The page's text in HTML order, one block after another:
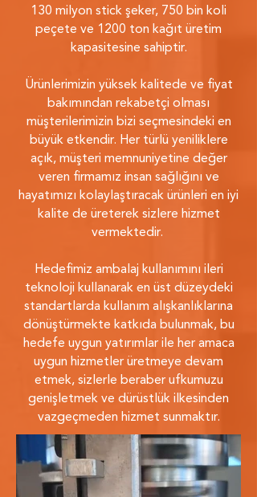
130 milyon stick şeker, 750 bin koli
peçete ve 1200 ton kağıt üretim
kapasitesine sahiptir.
Ürünlerimizin yüksek kalitede ve fiyat
bakımından rekabetçi olması
müşterilerimizin bizi seçmesindeki en
büyük etkendir. Her türlü yeniliklere
açık, müşteri memnuniyetine değer
veren firmamız insan sağlığını ve
hayatımızı kolaylaştıracak ürünleri en iyi
kalite de üreterek sizlere hizmet
vermektedir.
Hedefimiz ambalaj kullanımını ileri
teknoloji kullanarak en üst düzeydeki
standartlarda kullanım alışkanlıklarına
dönüştürmekte katkıda bulunmak, bu
hedefe uygun yatırımlar ile her amaca
uygun hizmetler üretmeye devam
etmek, sizlerle beraber ufkumuzu
genişletmek ve dürüstlük ilkesinden
vazgeçmeden hizmet sunmaktır.